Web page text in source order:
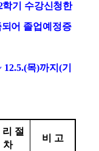
학기 수강신청한
어 졸업예정증
12.5.(목)까지(기
리 절
차
비 고